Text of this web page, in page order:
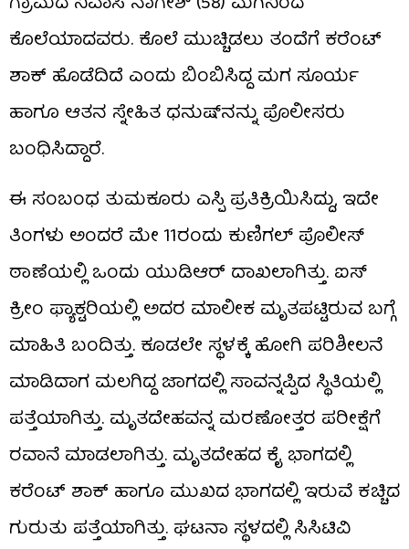
ಕೊಲೆಯಾದವರು. ಕೊಲೆ ಮುಚ್ಚಿಡಲು ತಂದೆಗೆ ಕರೆಂಟ್
ಶಾಕ್ ಹೊಡೆದಿದೆ ಎಂದು ಬಿಂಬಿಸಿದ್ದ ಮಗ ಸೂರ್ಯ
ಹಾಗೂ ಆತನ ಸ್ನೇಹಿತ ಧನುಷ್​ನನ್ನು ಪೊಲೀಸರು
ಬಂಧಿಸಿದ್ದಾರೆ.
ಈ ಸಂಬಂಧ ತುಮಕೂರು ಎಸ್ಪಿ ಪ್ರತಿಕ್ರಿಯಿಸಿದ್ದು, ಇದೇ
ತಿಂಗಳು ಅಂದರೆ ಮೇ 11ರಂದು ಕುಣಿಗಲ್ ಪೊಲೀಸ್
ಠಾಣೆಯಲ್ಲಿ ಒಂದು ಯುಡಿಆರ್ ದಾಖಲಾಗಿತ್ತು. ಐಸ್
ಕ್ರೀಂ ಫ್ಯಾಕ್ಟರಿಯಲ್ಲಿ ಅದರ ಮಾಲೀಕ ಮೃತಪಟ್ಟಿರುವ ಬಗ್ಗೆ
ಮಾಹಿತಿ ಬಂದಿತ್ತು. ಕೂಡಲೇ ಸ್ಥಳಕ್ಕೆ ಹೋಗಿ ಪರಿಶೀಲನೆ
ಮಾಡಿದಾಗ ಮಲಗಿದ್ದ ಜಾಗದಲ್ಲಿ ಸಾವನ್ನಪ್ಪಿದ ಸ್ಥಿತಿಯಲ್ಲಿ
ಪತ್ತೆಯಾಗಿತ್ತು. ಮೃತದೇಹವನ್ನ ಮರಣೋತ್ತರ ಪರೀಕ್ಷೆಗೆ
ರವಾನೆ ಮಾಡಲಾಗಿತ್ತು. ಮೃತದೇಹದ ಕೈ ಭಾಗದಲ್ಲಿ
ಕರೆಂಟ್ ಶಾಕ್ ಹಾಗೂ ಮುಖದ ಭಾಗದಲ್ಲಿ ಇರುವೆ ಕಚ್ಚಿದ
ಗುರುತು ಪತ್ತೆಯಾಗಿತ್ತು. ಘಟನಾ ಸ್ಥಳದಲ್ಲಿ ಸಿಸಿಟಿವಿ